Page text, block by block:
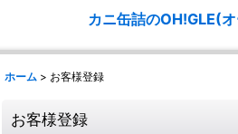
カニ缶詰のOH!GLE(
ホーム > お客様登録
お客様登録